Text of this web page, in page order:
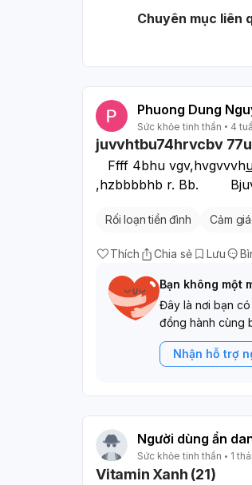
tình trạng này có
Chuyên mục liên
Phuong Dung
Sức khỏe tinh thần 4
juvvhtbu74hrvcbv
   Ffff 4bhu vgv,hvgvvvh
,hzbbbbhb r. Bb.
Rối loạn tiền đình Cảm
Thích Chia sẻ Lưu
Bạn không một
Đây là nơi bạn
đồng hành cùng
Nhận hỗ trợ
Người dùng ẩn
Sức khỏe tinh thần 1
Vitamin Xanh (21)